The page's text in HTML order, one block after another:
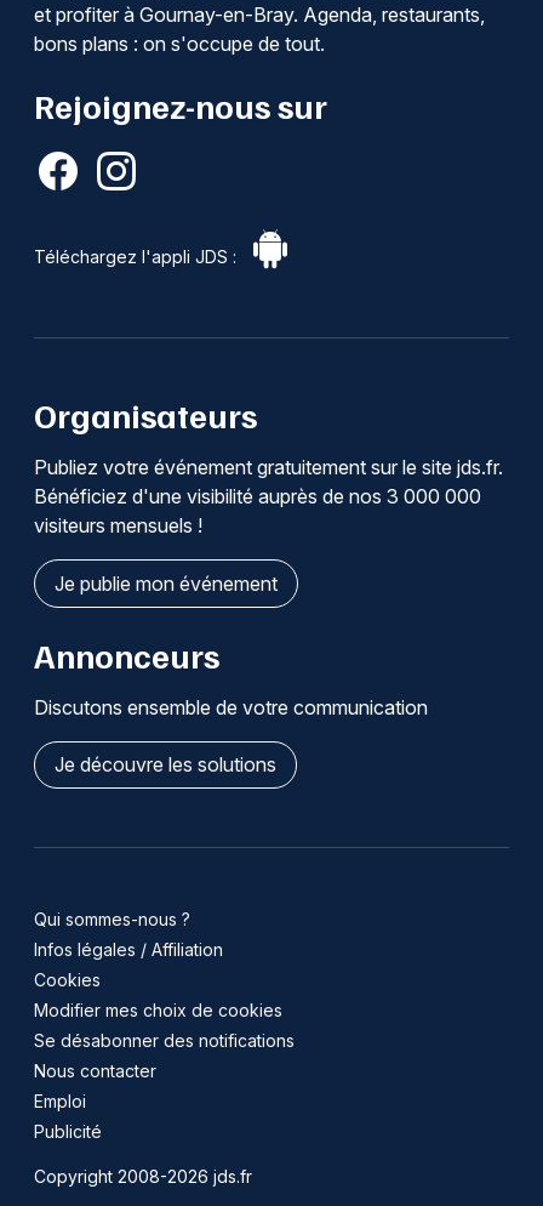
et profiter à Gournay-en-Bray. Agenda, restaurants,
bons plans : on s'occupe de tout.
Rejoignez-nous sur
Téléchargez l'appli JDS :
Organisateurs
Publiez votre événement gratuitement sur le site jds.fr.
Bénéficiez d'une visibilité auprès de nos 3 000 000
visiteurs mensuels !
Je publie mon événement
Annonceurs
Discutons ensemble de votre communication
Je découvre les solutions
Qui sommes-nous ?
Infos légales / Affiliation
Cookies
Modifier mes choix de cookies
Se désabonner des notifications
Nous contacter
Emploi
Publicité
Copyright 2008-2026 jds.fr